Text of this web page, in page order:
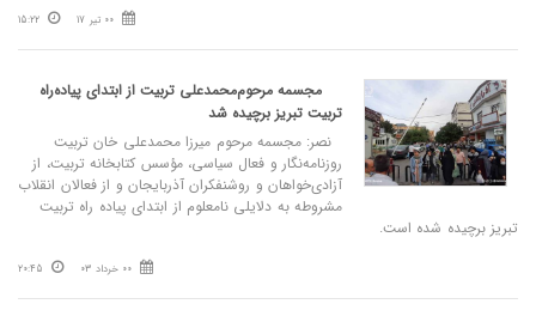
00 تیر 17 15:22
مجسمه مرحوم‌محمدعلی تربیت از ابتدای پیاده‌راه
تربیت تبریز برچیده شد
نصر: مجسمه مرحوم میرزا محمدعلی خان تربیت
روزنامه‌نگار و فعال سیاسی، مؤسس کتابخانه تربیت، از
آزادی‌خواهان و روشنفکران آذربایجان و از فعالان انقلاب
مشروطه به دلایلی نامعلوم از ابتدای پیاده راه تربیت
تبریز برچیده شده است.
00 خرداد 03 20:45